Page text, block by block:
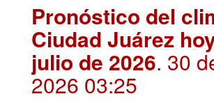
Pronóstico del
Ciudad Juárez
julio de 2026. 30
2026 03:25